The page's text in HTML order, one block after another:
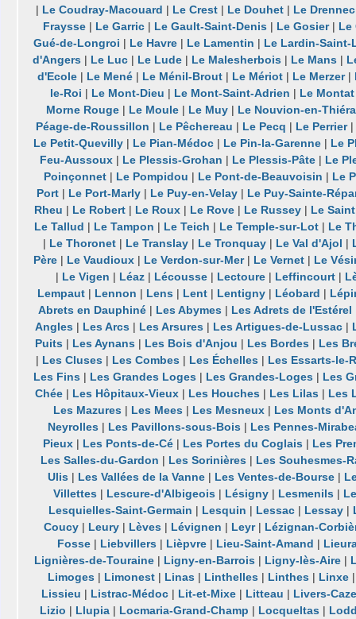
| Le Coudray-Macouard | Le Crest| Le Douhet| Le Drennec
Fraysse | Le Garric | Le Gault-Saint-Denis | Le Gosier| Le
Gué-de-Longroi | Le Havre| Le Lamentin | Le Lardin-Saint-
d'Angers| Le Luc| Le Lude| Le Malesherbois| Le Mans|
d'Ecole| Le Mené| Le Ménil-Brout| Le Mériot| Le Merzer|
le-Roi | Le Mont-Dieu | Le Mont-Saint-Adrien | Le Montat
Morne Rouge| Le Moule| Le Muy| Le Nouvion-en-
Péage-de-Roussillon | Le Pêchereau | Le Pecq | Le Perrier|
Le Petit-Quevilly| Le Pian-Médoc| Le Pin-la-Garenne| Le
Feu-Aussoux | Le Plessis-Grohan | Le Plessis-Pâte | Le
Poinçonnet | Le Pompidou | Le Pont-de-Beauvoisin | Le
Port| Le Port-Marly| Le Puy-en-Velay| Le Puy-Sainte-
Rheu | Le Robert| Le Roux| Le Rove| Le Russey| Le Saint
Le Tallud | Le Tampon | Le Teich | Le Temple-sur-Lot| Le
| Le Thoronet | Le Translay | Le Tronquay | Le Val d'Ajol |
Père| Le Vaudioux| Le Verdon-sur-Mer| Le Vernet| Le
| Le Vigen | Léaz | Lécousse | Lectoure | Leffincourt |
Lempaut | Lennon | Lens | Lent | Lentigny | Léobard |
Abrets en Dauphiné | Les Abymes | Les Adrets de l'Estérel
Angles| Les Arcs| Les Arsures| Les Artigues-de-Lussac|
Puits| Les Aynans| Les Bois d'Anjou | Les Bordes| Les
| Les Cluses| Les Combes| Les Échelles| Les Essarts-le-
Les Fins | Les Grandes Loges | Les Grandes-Loges | Les
Chée | Les Hôpitaux-Vieux | Les Houches | Les Lilas | Les
Les Mazures | Les Mees | Les Mesneux | Les Monts
Neyrolles| Les Pavillons-sous-Bois| Les Pennes-
Pieux| Les Ponts-de-Cé| Les Portes du Coglais| Les
Les Salles-du-Gardon | Les Sorinières| Les Souhesmes-
Ulis | Les Vallées de la Vanne | Les Ventes-de-Bourse |
Villettes| Lescure-d'Albigeois| Lésigny| Lesmenils|
Lesquielles-Saint-Germain | Lesquin | Lessac| Lessay|
Coucy| Leury| Lèves| Lévignen | Leyr| Lézignan-
Fosse| Liebvillers| Lièpvre| Lieu-Saint-Amand |
Lignières-de-Touraine | Ligny-en-Barrois | Ligny-lès-Aire |
Limoges| Limonest| Linas| Linthelles| Linthes| Linxe
Lissieu | Listrac-Médoc| Lit-et-Mixe| Litteau | Livers-
Lizio | Llupia| Locmaria-Grand-Champ | Locqueltas|